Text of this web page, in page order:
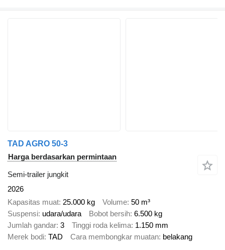
TAD AGRO 50-3
Harga berdasarkan permintaan
Semi-trailer jungkit
2026
Kapasitas muat 25.000 kg Volume 50 m³
Suspensi udara/udara Bobot bersih 6.500 kg
Jumlah gandar 3 Tinggi roda kelima 1.150 mm
Merek bodi TAD Cara membongkar muatan belakang